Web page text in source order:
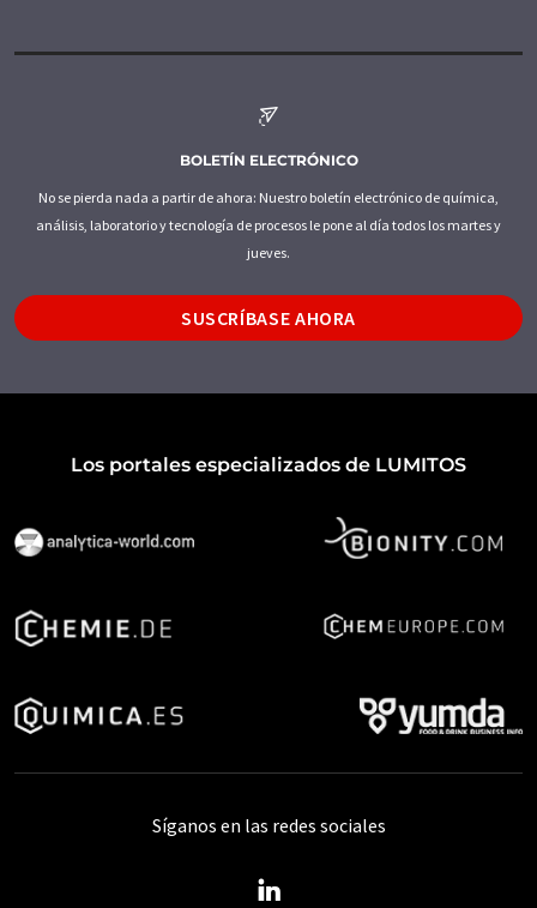
BOLETÍN ELECTRÓNICO
No se pierda nada a partir de ahora: Nuestro boletín electrónico de química,
análisis, laboratorio y tecnología de procesos le pone al día todos los martes y
jueves.
SUSCRÍBASE AHORA
Los portales especializados de LUMITOS
Síganos en las redes sociales